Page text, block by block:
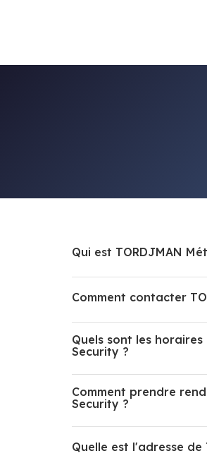
Qui est TORDJMAN
Comment contacter
Quels sont les
Security ?
Comment prendre
Security ?
Quelle est l'adresse de